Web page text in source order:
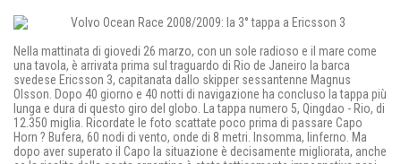
Nella mattinata di giovedi 26 marzo, con un sole radioso e il mare come
una tavola, è arrivata prima sul traguardo di Rio de Janeiro la barca
svedese Ericsson 3, capitanata dallo skipper sessantenne Magnus
Olsson. Dopo 40 giorno e 40 notti di navigazione ha concluso la tappa più
lunga e dura di questo giro del globo. La tappa numero 5, Qingdao - Rio, di
12.350 miglia. Ricordate le foto scattate poco prima di passare Capo
Horn ? Bufera, 60 nodi di vento, onde di 8 metri. Insomma, linferno. Ma
dopo aver superato il Capo la situazione è decisamente migliorata, anche